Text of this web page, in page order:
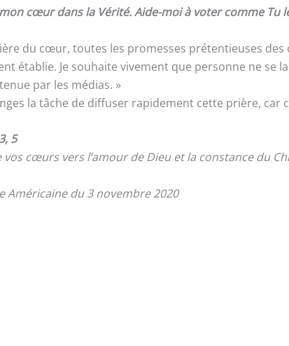
cœur dans la Vérité. Aide-moi à voter comme Tu
du cœur, toutes les promesses prétentieuses des
établie. Je souhaite vivement que personne ne
par les médias. »
la tâche de diffuser rapidement cette prière,
5
vos cœurs vers l’amour de Dieu et la constance du
Américaine du 3 novembre 2020